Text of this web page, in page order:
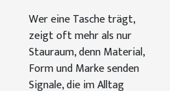
wenn
taschen
persönlichkeit
zeigen
Wer eine Tasche trägt,
zeigt oft mehr als nur
Stauraum, denn Material,
Form und Marke senden
Signale, die im Alltag